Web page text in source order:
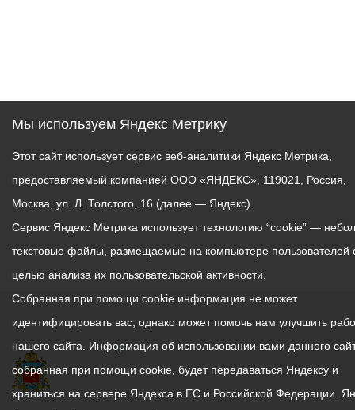
Мы используем Яндекс Метрику
Этот сайт использует сервис веб-аналитики Яндекс Метрика,
предоставляемый компанией ООО «ЯНДЕКС», 119021, Россия,
Москва, ул. Л. Толстого, 16 (далее — Яндекс).
Сервис Яндекс Метрика использует технологию “cookie” —
текстовые файлы, размещаемые на компьютере пользователей
целью анализа их пользовательской активности.
Собранная при помощи cookie информация не может
идентифицировать вас, однако может помочь нам улучшить
нашего сайта. Информация об использовании вами данного
собранная при помощи cookie, будет передаваться Яндексу и
храниться на сервере Яндекса в ЕС и Российской Федерации.